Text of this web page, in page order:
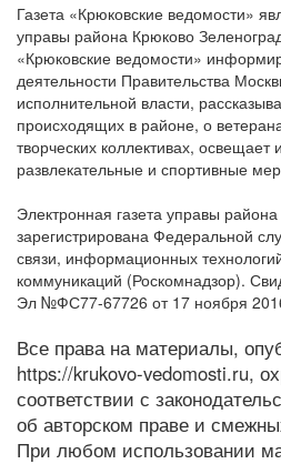
Газета «Крюковские ведомости»
управы района Крюково
«Крюковские ведомости»
деятельности Правительства
исполнительной власти,
происходящих в районе, о
творческих коллективах, освещает
развлекательные и спортивные
Электронная газета управы
зарегистрирована Федеральной
связи, информационных
коммуникаций (Роскомнадзор).
Эл №ФС77-67726 от 17 ноября
Все права на материалы,
https://krukovo-vedomosti.ru,
соответствии с
об авторском праве и
При любом использовании